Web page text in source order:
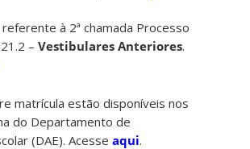
à 2ª chamada Processo
–Vestibulares Anteriores.
matrícula estão disponíveis nos
do Departamento de
(DAE). Acesseaqui.